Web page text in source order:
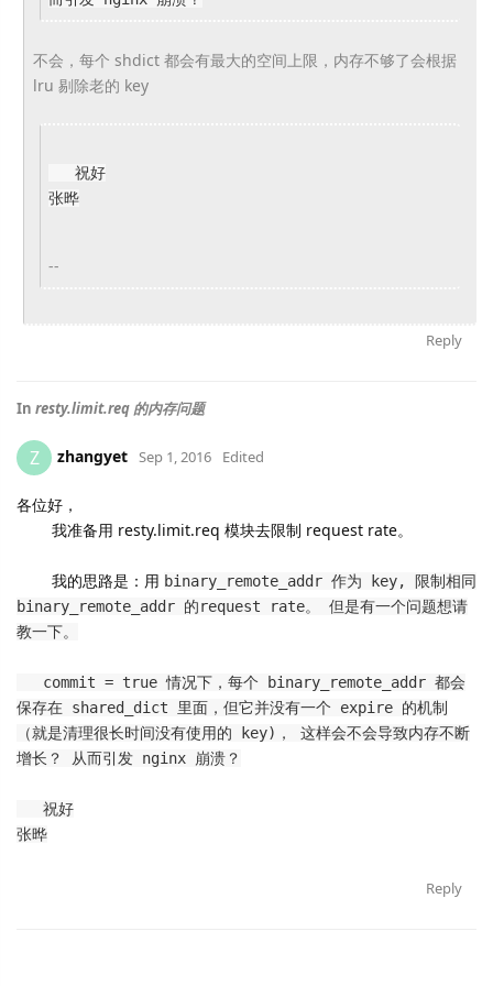
不会，每个 shdict 都会有最大的空间上限，内存不够了会根据
lru 剔除老的 key
祝好
张晔
--
Reply
In resty.limit.req 的内存问题
Z zhangyet Sep 1, 2016 Edited
各位好，
我准备用 resty.limit.req 模块去限制 request rate。
我的思路是：用 binary_remote_addr 作为 key, 限制相同
binary_remote_addr 的request rate。 但是有一个问题想请
教一下。
commit = true 情况下，每个 binary_remote_addr 都会
保存在 shared_dict 里面，但它并没有一个 expire 的机制
（就是清理很长时间没有使用的 key)， 这样会不会导致内存不断
增长？ 从而引发 nginx 崩溃？
祝好
张晔
Reply